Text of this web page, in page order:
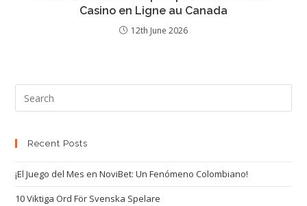
Casino en Ligne au Canada
12th June 2026
Recent Posts
¡El Juego del Mes en NoviBet: Un Fenómeno Colombiano!
10 Viktiga Ord För Svenska Spelare